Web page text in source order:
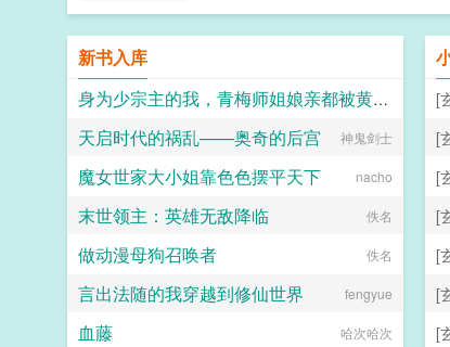
新书入库
身为少宗主的我，青梅师姐娘亲都被黄毛牛走了
江南大刀2012
天启时代的祸乱——奥奇的后宫 神鬼剑士
魔女世家大小姐靠色色摆平天下 nacho
末世领主：英雄无敌降临 佚名
做动漫母狗召唤者 佚名
言出法随的我穿越到修仙世界 fengyue
血藤 哈次哈次
[
[
[
[
[
[
[